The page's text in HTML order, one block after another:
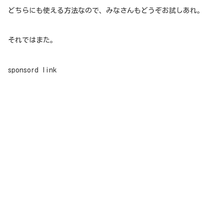
どちらにも使える方法なので、みなさんもどうぞお試しあれ。
それではまた。
sponsord link